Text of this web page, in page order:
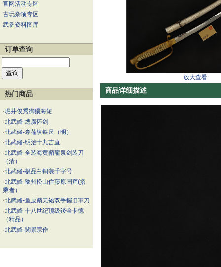
官网活动专区
古玩杂项专区
武备资料图库
订单查询
热门商品
·堀井俊秀御赐海短
·北武偹-熜廣怀剑
·北武偹-卷莲纹铁尺（明）
·北武偹-明治十九吉直
·北武偹-全装海黄鞘龍泉剑装刀
（清）
·北武偹-极品白铜装千字号
·北武偹-豫州松山住藤原国辉(搭
乘者）
·北武偹-鱼皮鞘无铭双手握旧軍刀
·北武偹-十八世纪顶级錽金卡德
（精品）
·北武偹-関景宗作
放大查看
商品详细描述